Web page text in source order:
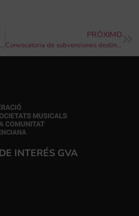
INAEM convoca ayudas a la danza, la lírica, y la música correspondientes a 2024
PRÓXIMO
Convocatoria de subvenciones destinadas a escuelas de música de la Comunidad Valenciana para el ejercicio 2024
INTERÉS GVA